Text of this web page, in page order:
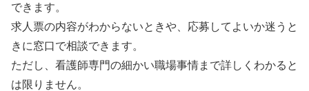
できます。
求人票の内容がわからないときや、応募してよいか迷うと
きに窓口で相談できます。
ただし、看護師専門の細かい職場事情まで詳しくわかると
は限りません。